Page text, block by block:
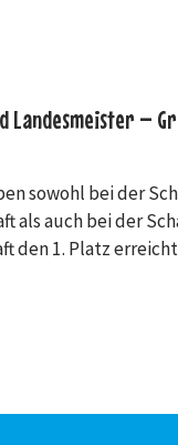
Landesmeister –
sowohl bei der
als auch bei der
den 1. Platz